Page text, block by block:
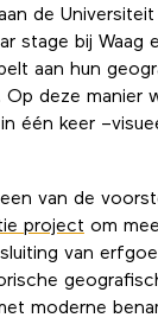
de Universiteit
stage bij Waag
aan hun
deze manier
één keer
een van de
project om
van
moderne